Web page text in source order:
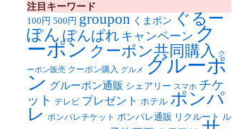
注目キーワード
100円 500円 groupon くまポン ぐるー
ぽん ぽんぱれ キャンペーン ク
ーポン クーポン共同購入 ク
ーポン販売 クーポン購入 グルメ グルーポ
ン グルーポン通販 シェアリー スマホ チケ
ット テレビ プレゼント ホテル ポンパ
レ ポンパレチケット ポンパレ通販 リクルート ル